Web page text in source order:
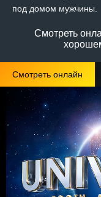
под домом мужчины.
Смотреть
Смотреть онлайн